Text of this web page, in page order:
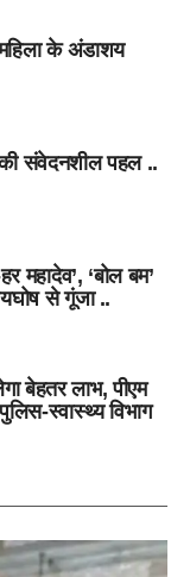
महिला के अंडाशय
की संवेदनशील पहल ..
महादेव’, ‘बोल बम’
से गूंजा ..
बेहतर लाभ, पीएम
स्वास्थ्य विभाग